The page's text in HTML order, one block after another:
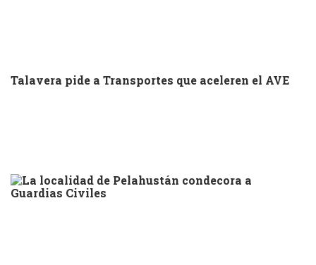
Talavera pide a Transportes que aceleren el AVE